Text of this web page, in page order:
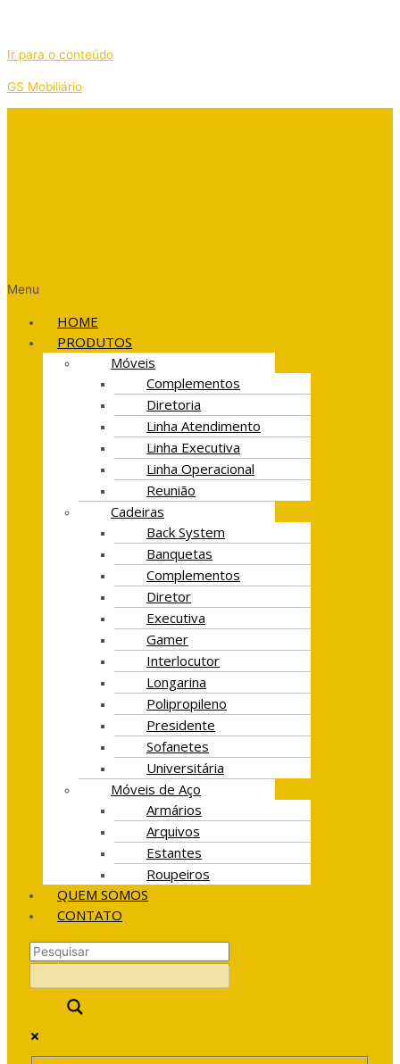
Ir para o conteúdo
GS Mobiliário
Menu
HOME
PRODUTOS
Móveis
Complementos
Diretoria
Linha Atendimento
Linha Executiva
Linha Operacional
Reunião
Cadeiras
Back System
Banquetas
Complementos
Diretor
Executiva
Gamer
Interlocutor
Longarina
Polipropileno
Presidente
Sofanetes
Universitária
Móveis de Aço
Armários
Arquivos
Estantes
Roupeiros
QUEM SOMOS
CONTATO